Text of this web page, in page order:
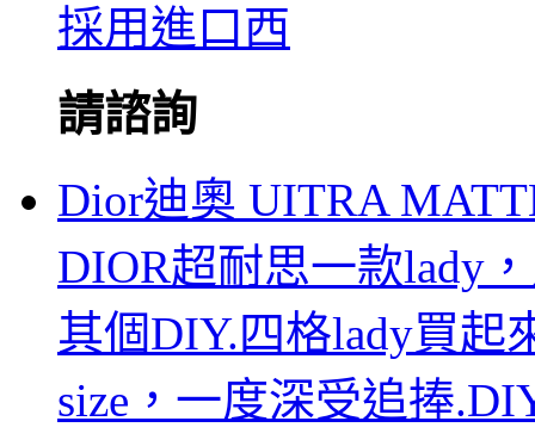
採用進口西
請諮詢
Dior迪奧 UITRA
DIOR超耐思一款lady
其個DIY.四格lady買起
size，一度深受追捧